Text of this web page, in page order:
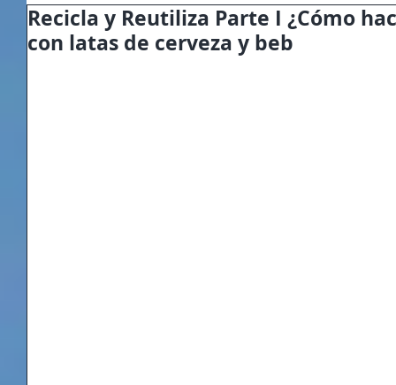
Recicla y Reutiliza Parte I ¿Cómo
con latas de cerveza y beb